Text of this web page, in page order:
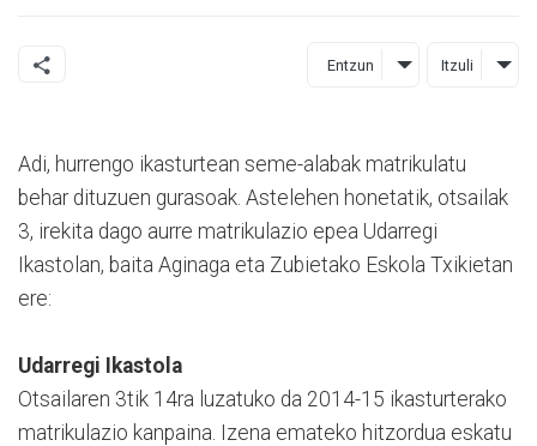
Entzun Itzuli
Adi, hurrengo ikasturtean seme-alabak matrikulatu
behar dituzuen gurasoak. Astelehen honetatik, otsailak
3, irekita dago aurre matrikulazio epea Udarregi
Ikastolan, baita Aginaga eta Zubietako Eskola Txikietan
ere:
Udarregi Ikastola
Otsailaren 3tik 14ra luzatuko da 2014-15 ikasturterako
matrikulazio kanpaina. Izena emateko hitzordua eskatu